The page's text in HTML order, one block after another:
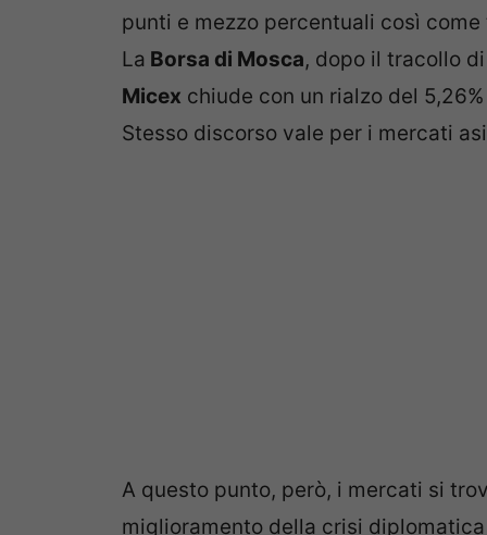
punti e mezzo percentuali così
La Borsa di Mosca, dopo il tracollo di
Micex chiude con un rialzo del
Stesso discorso vale per i mercati
A questo punto, però, i mercati si
miglioramento della crisi